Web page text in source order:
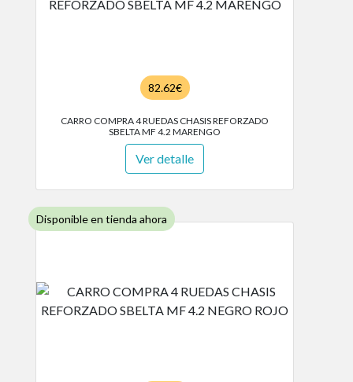
82.62€
CARRO COMPRA 4 RUEDAS CHASIS REFORZADO
SBELTA MF 4.2 MARENGO
Ver detalle
Disponible en tienda ahora